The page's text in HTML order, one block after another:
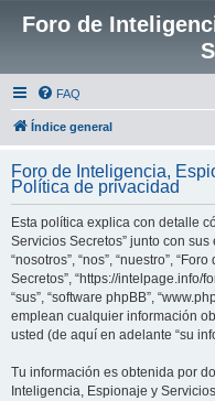
Foro de
FAQ
Índice general
Foro de Inteligencia,
Política de privacidad
Esta política explica con detalle
Servicios Secretos” junto con
“nosotros”, “nos”, “nuestro”,
Secretos”, “https://intelpage.info/
“sus”, “software phpBB”,
emplean cualquier información
usted (de aquí en adelante “su
Tu información es obtenida por
Inteligencia, Espionaje y